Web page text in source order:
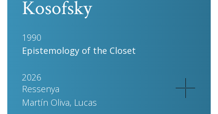
Kosofsky
1990
Epistemology of the Closet
2026
Ressenya
Martín Oliva, Lucas